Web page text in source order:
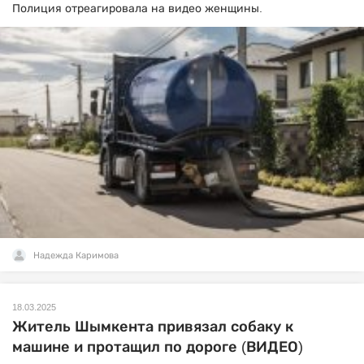
Полиция отреагировала на видео женщины.
Надежда Каримова
18.03.2025
Житель Шымкента привязал собаку к
машине и протащил по дороге (ВИДЕО)